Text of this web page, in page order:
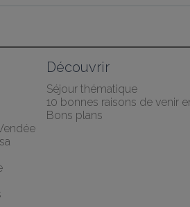
Découvrir
Séjour thématique
10 bonnes raisons de venir
Bons plans